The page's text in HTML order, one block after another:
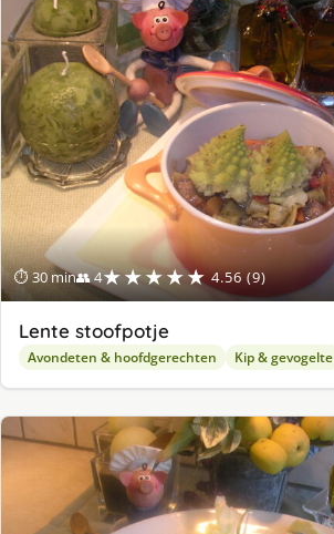
⏱ 30 min👥 4★★★★★ 4.56 (9)
Lente stoofpotje
Avondeten & hoofdgerechten Kip & gevogelte